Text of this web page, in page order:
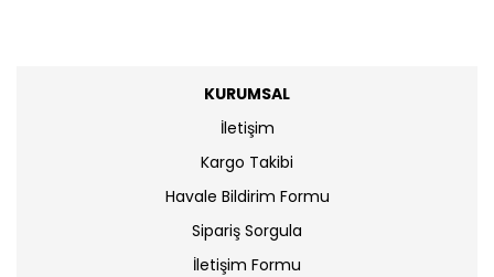
KURUMSAL
İletişim
Kargo Takibi
Havale Bildirim Formu
Sipariş Sorgula
İletişim Formu